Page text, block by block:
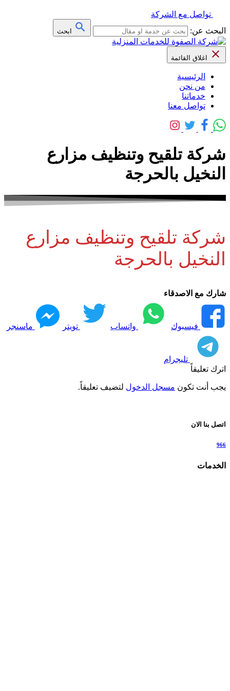
تواصل مع الشركة
البحث عن:
ابحث
اغلاق القائمة
الرئيسية
من نحن
خدماتنا
تواصل معنا
شركة تلقيح وتنظيف مزارع
النخيل بالحرجة
شركة تلقيح وتنظيف مزارع
النخيل بالحرجة
شارك مع الاصدقاء
فيسبوك واتساب تويتر ماسنجر
تليجرام
اترك تعليقاً
يجب أنت تكون مسجل الدخول لتضيف تعليقاً.
اتصل بنا الان
966
الخدمات